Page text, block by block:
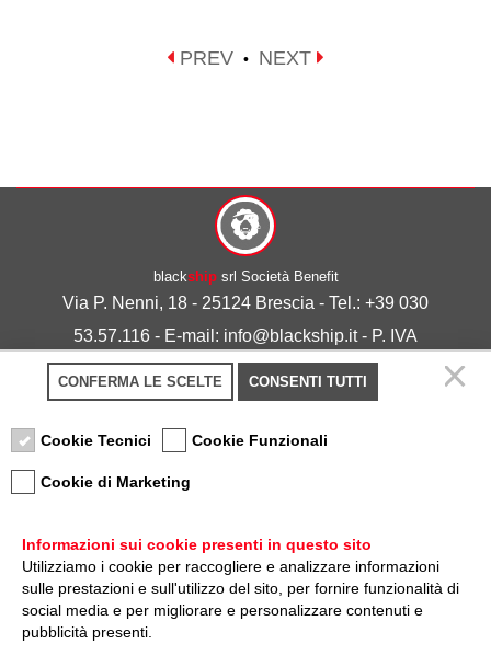
PREV • NEXT
blackshipsrl Società Benefit
Via P. Nenni, 18 - 25124 Brescia - Tel.: +39 030
53.57.116 - E-mail: info@blackship.it - P. IVA
03492980986
Privacy policy-Cookie policy
Nota sulla Certificazione
CONFERMA LE SCELTE CONSENTI TUTTI
Cookie Tecnici Cookie Funzionali
Cookie di Marketing
Informazioni sui cookie presenti in questo sito
Utilizziamo i cookie per raccogliere e analizzare informazioni
sulle prestazioni e sull'utilizzo del sito, per fornire funzionalità di
social media e per migliorare e personalizzare contenuti e
pubblicità presenti.